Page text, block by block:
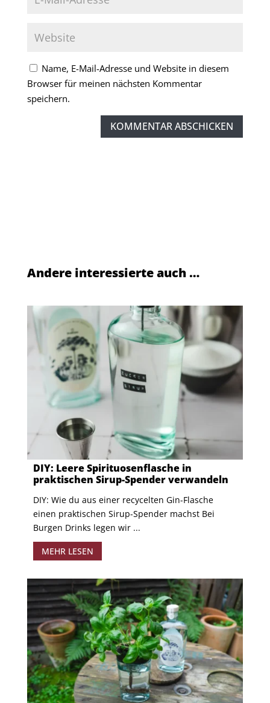
Name, E-Mail-Adresse und Website in diesem
Browser für meinen nächsten Kommentar
speichern.
KOMMENTAR ABSCHICKEN
Andere interessierte auch …
DIY: Leere Spirituosenflasche in
praktischen Sirup-Spender verwandeln
DIY: Wie du aus einer recycelten Gin-Flasche
einen praktischen Sirup-Spender machst Bei
Burgen Drinks legen wir ...
MEHR LESEN